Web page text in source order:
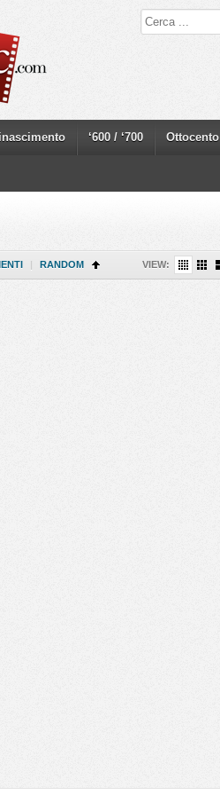
‘600 / ‘700 Ottocento
| RANDOM VIEW: